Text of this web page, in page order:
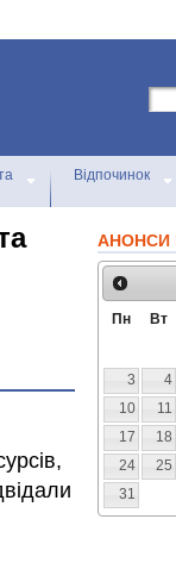
Відпочинок
АНОНСИ
Пн Вт
3
4
10
11
17
18
24
25
31